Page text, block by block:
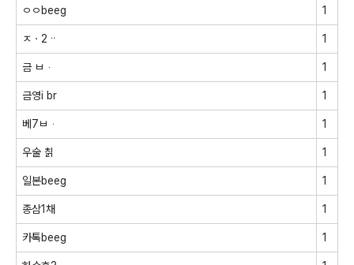
ㅇㅇbeeg 1
ㅈㆍ2ᆢ 1
금 ㅂᆞ 1
금영i br 1
베7ㅂᆞ 1
우술 칡 1
일본beeg 1
종삼1채 1
카톡beeg 1